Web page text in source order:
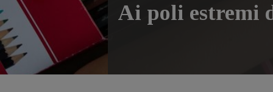
Ai poli estremi